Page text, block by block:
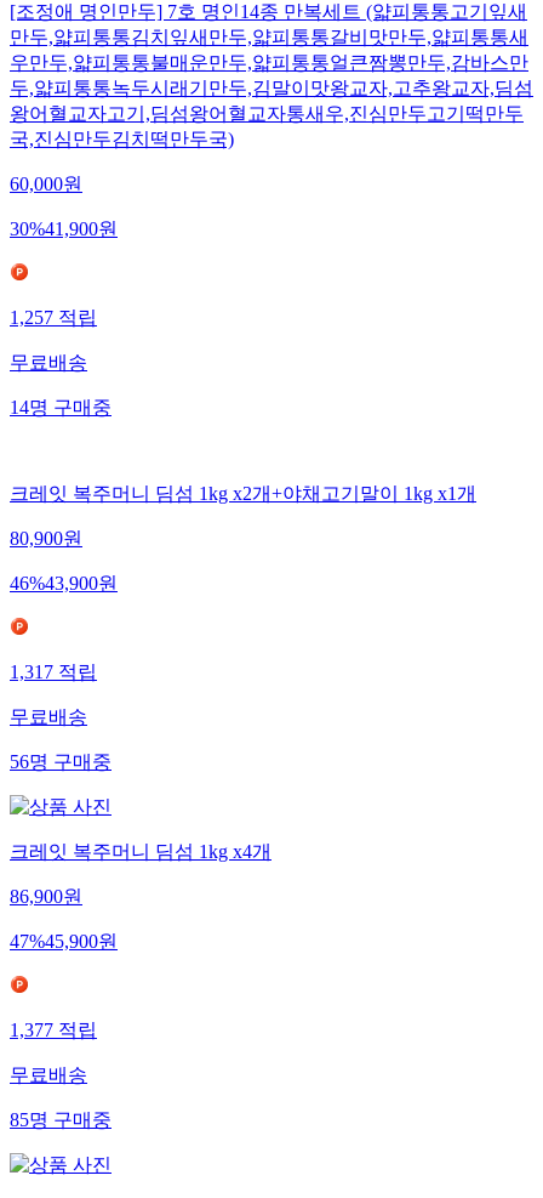
[조정애 명인만두] 7호 명인14종 만복세트 (얇피통통고기잎새
만두,얇피통통김치잎새만두,얇피통통갈비맛만두,얇피통통새
우만두,얇피통통불매운만두,얇피통통얼큰짬뽕만두,감바스만
두,얇피통통녹두시래기만두,김말이맛왕교자,고추왕교자,딤섬
왕어혈교자고기,딤섬왕어혈교자통새우,진심만두고기떡만두
국,진심만두김치떡만두국)
60,000원
30%41,900원
1,257적립
무료배송
14명구매중
크레잇 복주머니 딤섬 1kg x2개+야채고기말이 1kg x1개
80,900원
46%43,900원
1,317적립
무료배송
56명구매중
크레잇 복주머니 딤섬 1kg x4개
86,900원
47%45,900원
1,377적립
무료배송
85명구매중